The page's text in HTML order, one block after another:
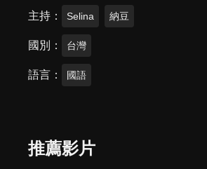
主持 Selina 納豆
國別 台灣
語言 國語
推薦影片